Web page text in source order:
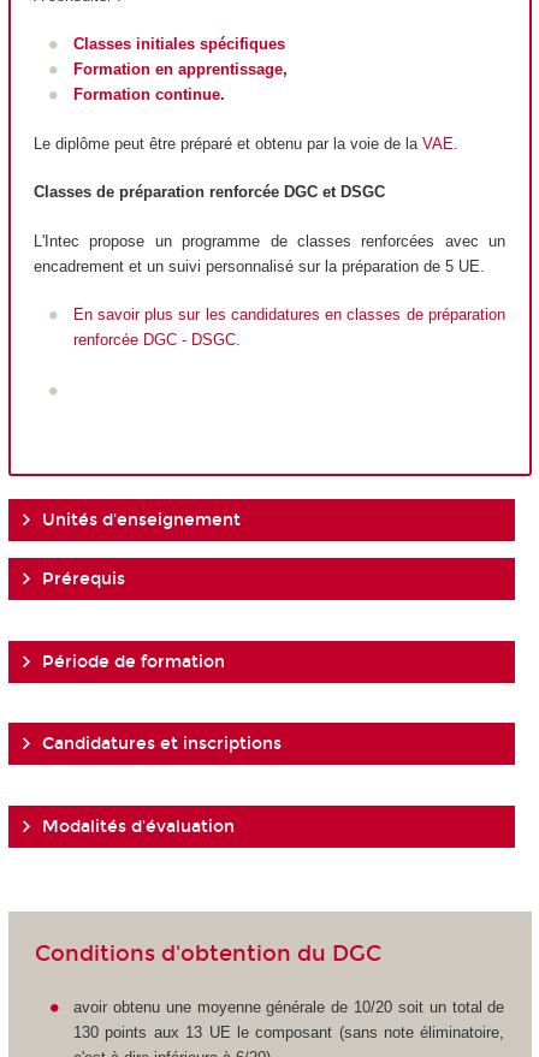
Classes initiales spécifiques
Formation en apprentissage,
Formation continue.
Le diplôme peut être préparé et obtenu par la voie de la VAE
Classes de préparation renforcée DGC et DSGC
L'Intec propose un programme de classes renforcées avec un
encadrement et un suivi personnalisé sur la préparation de 5 UE.
En savoir plus sur les candidatures en classes de préparation
renforcée DGC - DSGC.
Unités d'enseignement
Prérequis
Période de formation
Candidatures et inscriptions
Modalités d'évaluation
Conditions d'obtention du DGC
avoir obtenu une moyenne générale de 10/20 soit un total de
130 points aux 13 UE le composant (sans note éliminatoire,